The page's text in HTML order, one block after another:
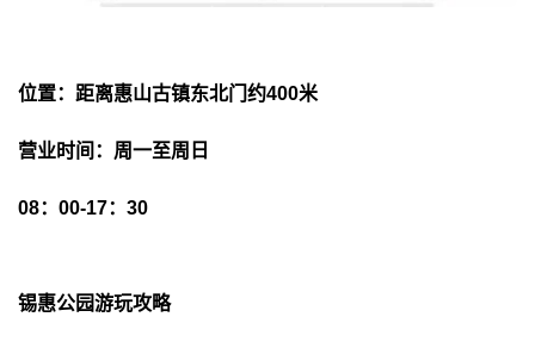
位置：距离惠山古镇东北门约400米
营业时间：周一至周日
08：00-17：30
锡惠公园游玩攻略